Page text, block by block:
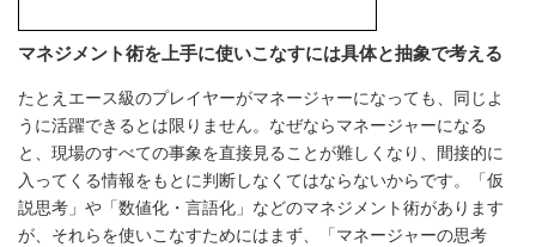
マネジメント術を上手に使いこなすには具体と抽象で考える
たとえエース級のプレイヤーがマネージャーになっても、同じよ
うに活躍できるとは限りません。なぜならマネージャーになる
と、現場のすべての事象を直接見ることが難しくなり、間接的に
入ってくる情報をもとに判断しなくてはならないからです。「仮
説思考」や「数値化・言語化」などのマネジメント術があります
が、それらを使いこなすためにはまず、「マネージャーの思考